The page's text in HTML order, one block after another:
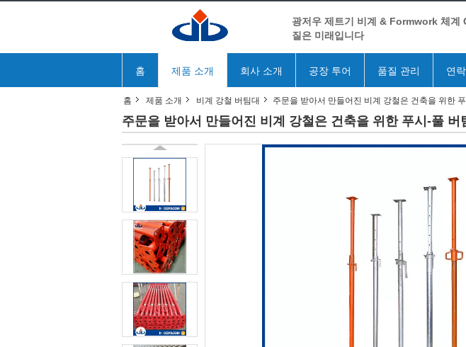
광저우 제트기 비계 & Formwork 체계
질은 미래입니다
홈 제품 소개 회사 소개 공장 투어 품질 관리 연
홈 제품 소개 비계 강철 버팀대 주문을 받아서 만들어진 비계 강철은 건축을 위한
주문을 받아서 만들어진 비계 강철은 건축을 위한 푸시-풀 버